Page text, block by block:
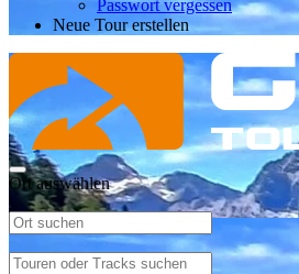
Passwort vergessen
Neue Tour erstellen
Ort auswählen